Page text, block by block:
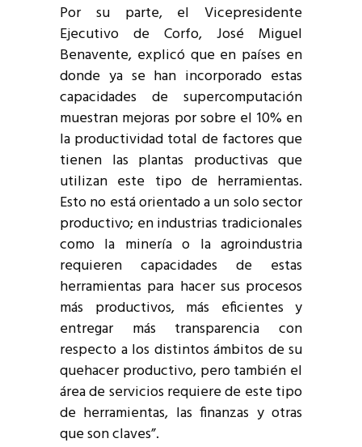
Por su parte, el Vicepresidente
Ejecutivo de Corfo, José Miguel
Benavente, explicó que en países en
donde ya se han incorporado estas
capacidades de supercomputación
muestran mejoras por sobre el 10% en
la productividad total de factores que
tienen las plantas productivas que
utilizan este tipo de herramientas.
Esto no está orientado a un solo sector
productivo; en industrias tradicionales
como la minería o la agroindustria
requieren capacidades de estas
herramientas para hacer sus procesos
más productivos, más eficientes y
entregar más transparencia con
respecto a los distintos ámbitos de su
quehacer productivo, pero también el
área de servicios requiere de este tipo
de herramientas, las finanzas y otras
que son claves”.